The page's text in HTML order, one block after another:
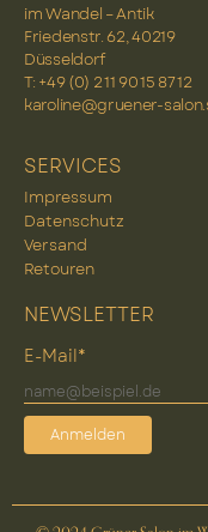
im Wandel – Antik
Friedenstr. 62, 40219
Düsseldorf
T: +49 (0) 2 11 90 15 87 12
karoline@gruener-
SERVICES
Impressum
Datenschutz
Versand
Retouren
NEWSLETTER
E-Mail*
Anmelden